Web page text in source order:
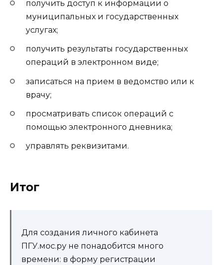
получить доступ к информации о
муниципальных и государственных
услугах;
получить результаты государственных
операций в электронном виде;
записаться на прием в ведомство или к
врачу;
просматривать список операций с
помощью электронного дневника;
управлять реквизитами.
Итог
Для создания личного кабинета
ПГУ.мос.ру не понадобится много
времени: в форму регистрации